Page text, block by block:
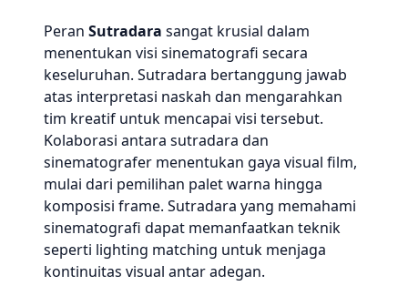
Peran Sutradara sangat krusial dalam
menentukan visi sinematografi secara
keseluruhan. Sutradara bertanggung jawab
atas interpretasi naskah dan mengarahkan
tim kreatif untuk mencapai visi tersebut.
Kolaborasi antara sutradara dan
sinematografer menentukan gaya visual film,
mulai dari pemilihan palet warna hingga
komposisi frame. Sutradara yang memahami
sinematografi dapat memanfaatkan teknik
seperti lighting matching untuk menjaga
kontinuitas visual antar adegan.